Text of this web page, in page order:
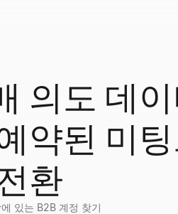
의도 데
약된 미
환
있는 B2B 계정 찾기